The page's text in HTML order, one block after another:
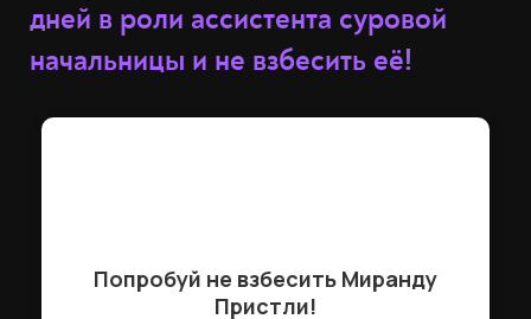
дней в роли ассистента суровой
начальницы и не взбесить её!